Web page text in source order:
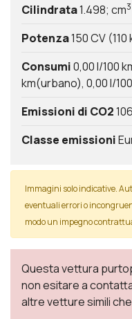
Cilindrata1.498; cm3
Potenza150 CV (110
Consumi0,00 l/100
km(urbano) 0,00 l/
Emissioni di CO2
Classe emissioni
Immagini solo indicative.
eventuali errori o
modo un impegno
Questa vettura
non esitare a
altre vetture simili